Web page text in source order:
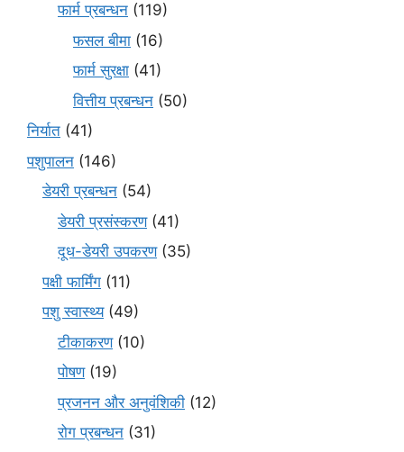
फार्म प्रबन्धन (119)
फसल बीमा (16)
फार्म सुरक्षा (41)
वित्तीय प्रबन्धन (50)
निर्यात (41)
पशुपालन (146)
डेयरी प्रबन्धन (54)
डेयरी प्रसंस्करण(41)
दूध-डेयरी उपकरण(35)
पक्षी फार्मिंग (11)
पशु स्वास्थ्य(49)
टीकाकरण(10)
पोषण(19)
प्रजनन और अनुवंशिकी (12)
रोग प्रबन्धन (31)